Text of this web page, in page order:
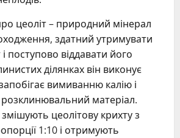
цеоліт – природний мінерал
здатний утримувати
поступово віддавати його
ділянках він виконує
вимиванню калію і
розклинювальний матеріал.
змішують цеолітову крихту з
1:10 і отримують